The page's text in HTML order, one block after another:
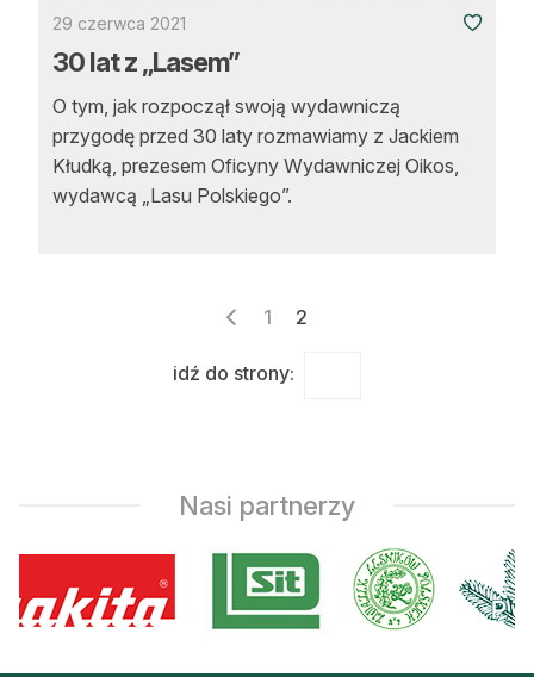
29 czerwca 2021
30 lat z „Lasem”
O tym, jak rozpoczął swoją wydawniczą
przygodę przed 30 laty rozmawiamy z Jackiem
Kłudką, prezesem Oficyny Wydawniczej Oikos,
wydawcą „Lasu Polskiego”.
Stronicowanie
1 2
idź do strony:
Nasi partnerzy